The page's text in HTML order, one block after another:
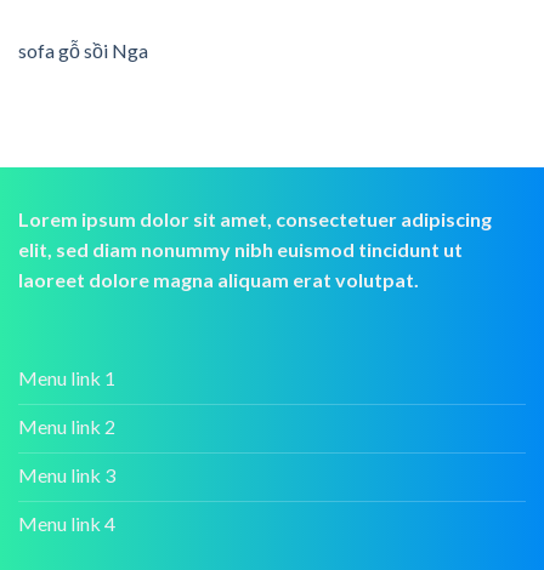
sofa gỗ sồi Nga
Lorem ipsum dolor sit amet, consectetuer adipiscing
elit, sed diam nonummy nibh euismod tincidunt ut
laoreet dolore magna aliquam erat volutpat.
Menu link 1
Menu link 2
Menu link 3
Menu link 4